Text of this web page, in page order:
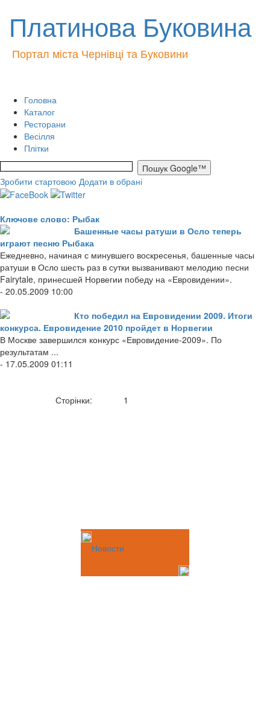
Платинова Буковина
Портал міста Чернівці та Буковини
Головна
Каталог
Ресторани
Весілля
Плітки
Зробити стартовою Додати в обрані
Ключове слово: Рыбак
Башенные часы ратуши в Осло теперь
играют песню Рыбака
Ежедневно, начиная с минувшего воскресенья, башенные часы
ратуши в Осло шесть раз в сутки вызванивают мелодию песни
Fairytale, принесшей Норвегии победу на «Евровидении».
- 20.05.2009 10:00
Кто победил на Евровидении 2009. Итоги
конкурса. Евровидение 2010 пройдет в Норвегии
В Москве завершился конкурс «Евровидение-2009». По
результатам ...
- 17.05.2009 01:11
Сторінки: 1
Новости